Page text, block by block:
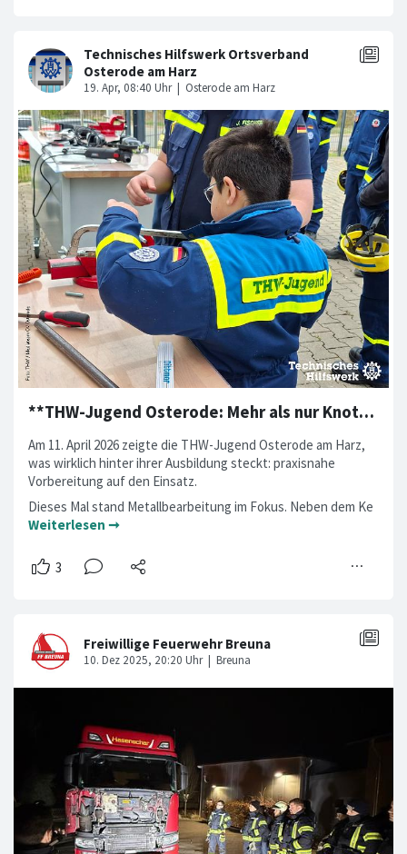
**THW-Jugend Osterode: Mehr als nur Knoten & Freizeit**
Am 11. April 2026 zeigte die THW-Jugend Osterode am Harz,
was wirklich hinter ihrer Ausbildung steckt: praxisnahe
Vorbereitung auf den Einsatz.
Dieses Mal stand Metallbearbeitung im Fokus. Neben dem Ke
Weiterlesen ➞